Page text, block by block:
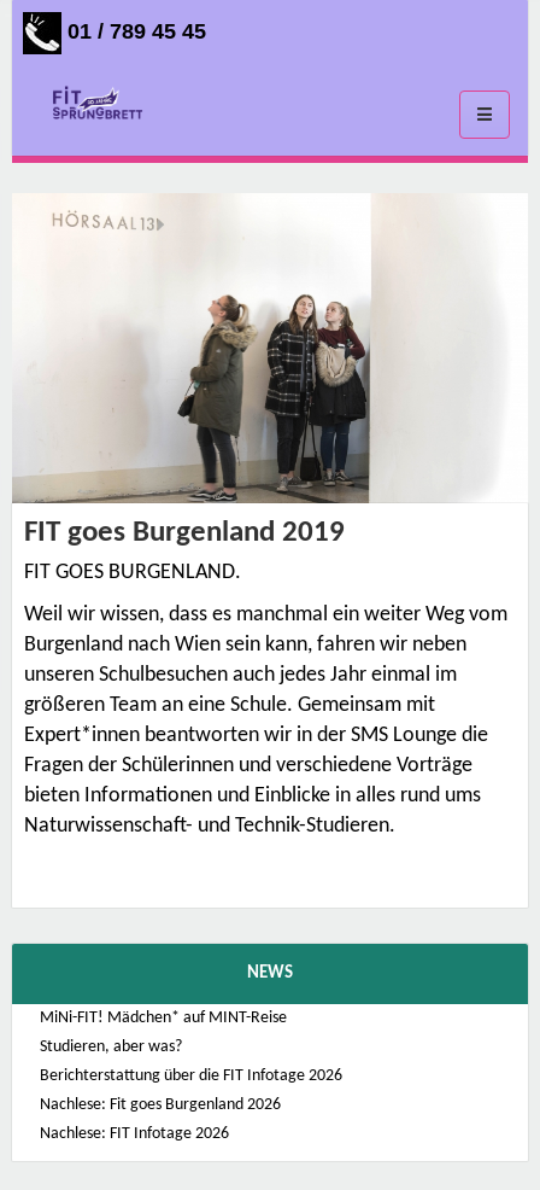
01 / 789 45 45
Toggle
FIT goes Burgenland 2019
FIT GOES BURGENLAND.
Weil wir wissen, dass es manchmal ein weiter Weg vom
Burgenland nach Wien sein kann, fahren wir neben
unseren Schulbesuchen auch jedes Jahr einmal im
größeren Team an eine Schule. Gemeinsam mit
Expert*innen beantworten wir in der SMS Lounge die
Fragen der Schülerinnen und verschiedene Vorträge
bieten Informationen und Einblicke in alles rund ums
Naturwissenschaft- und Technik-Studieren.
NEWS
MiNi-FIT! Mädchen* auf MINT-Reise
Studieren, aber was?
Berichterstattung über die FIT Infotage 2026
Nachlese: Fit goes Burgenland 2026
Nachlese: FIT Infotage 2026